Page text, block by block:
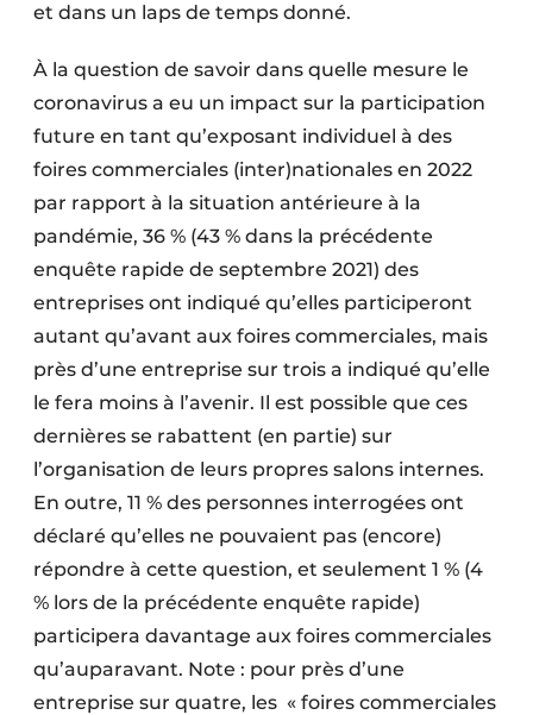
et dans un laps de temps donné.
À la question de savoir dans quelle mesure le
coronavirus a eu un impact sur la participation
future en tant qu’exposant individuel à des
foires commerciales (inter)nationales en 2022
par rapport à la situation antérieure à la
pandémie, 36 % (43 % dans la précédente
enquête rapide de septembre 2021) des
entreprises ont indiqué qu’elles participeront
autant qu’avant aux foires commerciales, mais
près d’une entreprise sur trois a indiqué qu’elle
le fera moins à l’avenir. Il est possible que ces
dernières se rabattent (en partie) sur
l’organisation de leurs propres salons internes.
En outre, 11 % des personnes interrogées ont
déclaré qu’elles ne pouvaient pas (encore)
répondre à cette question, et seulement 1 % (4
% lors de la précédente enquête rapide)
participera davantage aux foires commerciales
qu’auparavant. Note : pour près d’une
entreprise sur quatre, les « foires commerciales